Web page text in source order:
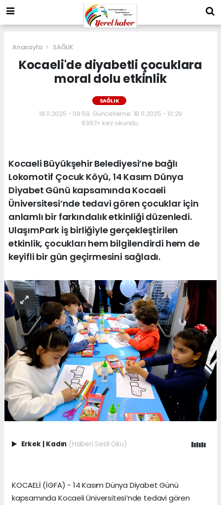
Anasayfa SAĞLIK
Kocaeli'de diyabetli çocuklara
moral dolu etkinlik
SAĞLIK
18.11.2025 - 09:59, Güncelleme: 18.11.2025 - 10:29
9397+ kez okundu.
Kocaeli Büyükşehir Belediyesi’ne bağlı
Lokomotif Çocuk Köyü, 14 Kasım Dünya
Diyabet Günü kapsamında Kocaeli
Üniversitesi’nde tedavi gören çocuklar için
anlamlı bir farkındalık etkinliği düzenledi.
UlaşımPark iş birliğiyle gerçekleştirilen
etkinlik, çocukları hem bilgilendirdi hem de
keyifli bir gün geçirmesini sağladı.
Erkek Kadın (Haberi Sesli Oku)
KOCAELİ (İGFA) - 14 Kasım Dünya Diyabet Günü
kapsamında Kocaeli Üniversitesi’nde tedavi gören